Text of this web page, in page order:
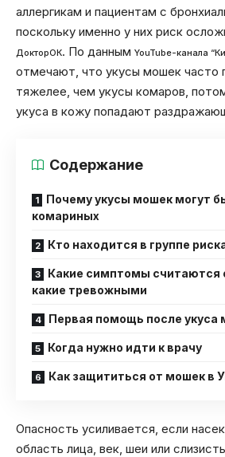
аллергикам и пациентам с
поскольку именно у них риск
ДокторОК. По данным YouTube-канала
отмечают, что укусы мошек часто
тяжелее, чем укусы комаров,
укуса в кожу попадают
Содержание
Почему укусы мошек могут
комариных
Кто находится в группе
Какие симптомы считаются
какие тревожными
Первая помощь после укуса
Когда нужно идти к врачу
Как защититься от мошек в
Опасность усиливается, если
область лица, век, шеи или